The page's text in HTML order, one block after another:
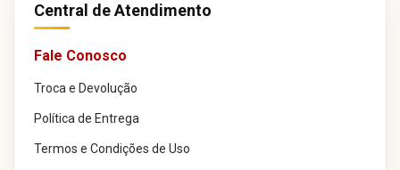
Central de Atendimento
Fale Conosco
Troca e Devolução
Política de Entrega
Termos e Condições de Uso